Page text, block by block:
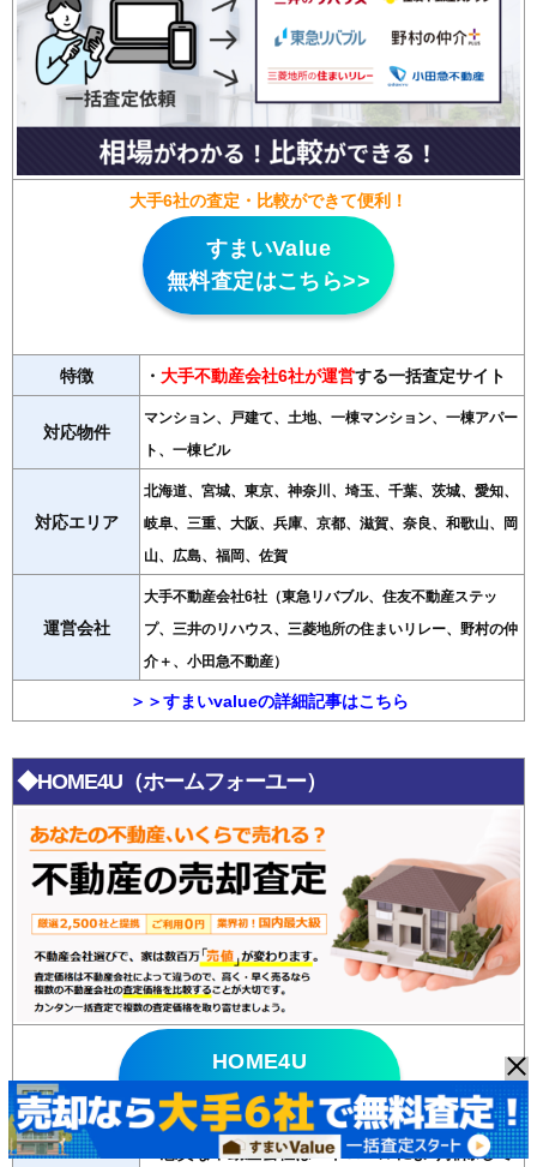
大手6社の査定・比較ができて便利！
すまいValue
無料査定はこちら>>
特徴 ・ 大手不動産会社6社が運営する一括査定サイト
対応物件
マンション、戸建て、土地、一棟マンション、一棟アパー
ト、一棟ビル
対応エリア
北海道、宮城、東京、神奈川、埼玉、千葉、茨城、愛知、
岐阜、三重、大阪、兵庫、京都、滋賀、奈良、和歌山、岡
山、広島、福岡、佐賀
運営会社
大手不動産会社6社（東急リバブル、住友不動産ステッ
プ、三井のリハウス、三菱地所の住まいリレー、野村の仲
介＋、小田急不動産）
＞＞すまいvalueの詳細記事はこちら
◆HOME4U（ホームフォーユー）
HOME4U
無料査定はこちら >>
・悪質な不動産会社はパトロールにより排除して